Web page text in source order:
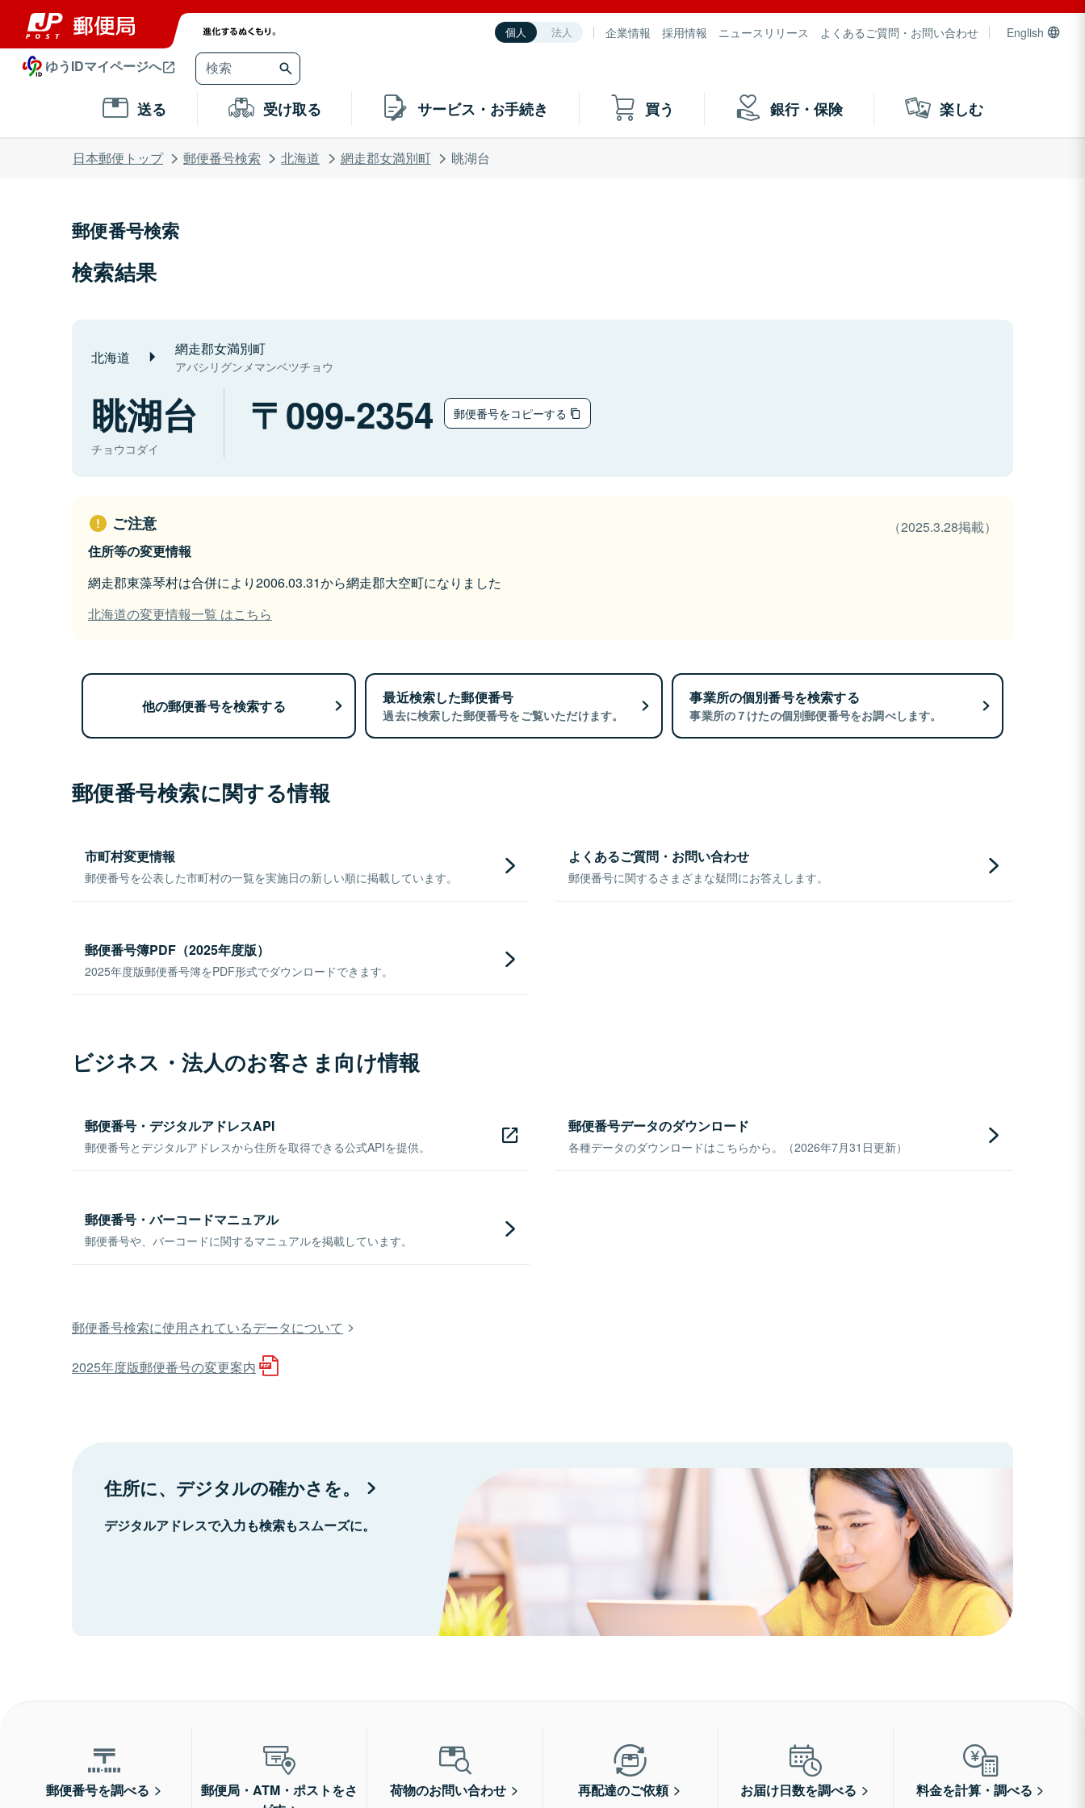
個人 法人 企業情報 採用情報 ニュースリリース よくあるご質問・お問い合わせ English
ゆうIDマイページへ
送る 受け取る サービス・お手続き 買う 銀行・保険 楽しむ
日本郵便トップ 郵便番号検索 北海道 網走郡女満別町 眺湖台
郵便番号検索
検索結果
北海道 網走郡女満別町
アバシリグンメマンベツチョウ
眺湖台
チョウコダイ
099-2354 郵便番号をコピーする
ご注意
（2025.3.28掲載）
住所等の変更情報
網走郡東藻琴村は合併により2006.03.31から網走郡大空町になりました
北海道の変更情報一覧 はこちら
他の郵便番号を検索する 最近検索した郵便番号
過去に検索した郵便番号をご覧いただけます。
事業所の個別番号を検索する
事業所の７けたの個別郵便番号をお調べします。
郵便番号検索に関する情報
市町村変更情報
郵便番号を公表した市町村の一覧を実施日の新しい順に掲載しています。
よくあるご質問・お問い合わせ
郵便番号に関するさまざまな疑問にお答えします。
郵便番号簿PDF（2025年度版）
2025年度版郵便番号簿をPDF形式でダウンロードできます。
ビジネス・法人のお客さま向け情報
郵便番号・デジタルアドレスAPI
郵便番号とデジタルアドレスから住所を取得できる公式APIを提供。
郵便番号データのダウンロード
各種データのダウンロードはこちらから。（2026年7月31日更新）
郵便番号・バーコードマニュアル
郵便番号や、バーコードに関するマニュアルを掲載しています。
郵便番号検索に使用されているデータについて
2025年度版郵便番号の変更案内
住所に、デジタルの確かさを。
デジタルアドレスで入力も検索もスムーズに。
郵便番号を調べる
郵便局・ATM・ポストをさ
荷物のお問い合わせ 再配達のご依頼 お届け日数を調べる 料金を計算・調べる